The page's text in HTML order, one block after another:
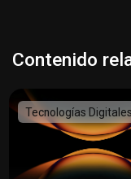
Contenido
Tecnologías Digitales